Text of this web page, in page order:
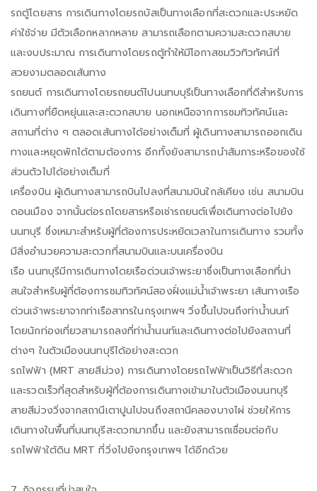
รถตู้โดยสาร การเดินทางโดยรถบัสเป็นทางเลือกที่สะดวกและประหยัด
ค่าใช้จ่าย มีตัวเลือกหลากหลาย สามารถเลือกตามความสะดวกสบาย
และงบประมาณ การเดินทางโดยรถตู้ทำให้มีโอกาสชมวิวทิวทัศน์ที่
สวยงามตลอดเส้นทาง
รถยนต์ การเดินทางโดยรถยนต์ไปนนทบบุรีเป็นทางเลือกที่ดีสำหรับการ
เดินทางที่ยืดหยุ่นและสะดวกสบาย นอกเหนือจากการชมทิวทัศน์และ
สถานที่ต่าง ๆ ตลอดเส้นทางได้อย่างเต็มที่ ผู้เดินทางสามารถออกเดิน
ทางและหยุดพักได้ตามต้องการ อีกทั้งยังสามารถนำสัมภาระหรือของใช้
ส่วนตัวไปได้อย่างเต็มที่
เครื่องบิน ผู้เดินทางสามารถบินไปลงที่สนามบินใกล้เคียง เช่น สนามบิน
ดอนเมือง จากนั้นต่อรถโดยสารหรือเช่ารถยนต์เพื่อเดินทางต่อไปยัง
นนทบุรี ซึ่งเหมาะสำหรับผู้ที่ต้องการประหยัดเวลาในการเดินทาง รวมทั้ง
มีสิ่งอำนวยความสะดวกที่สนามบินและบนเครื่องบิน
เรือ นนทบุรีมีการเดินทางโดยเรือด่วนเจ้าพระยาซึ่งเป็นทางเลือกที่น่า
สนใจสำหรับผู้ที่ต้องการชมทิวทัศน์สองฝั่งแม่น้ำเจ้าพระยา เส้นทางเรือ
ด่วนเจ้าพระยาจากท่าเรือสาทรในกรุงเทพฯ วิ่งขึ้นไปจนถึงท่าน้ำนนท์
โดยนักท่องเที่ยวสามารถลงที่ท่าน้ำนนท์และเดินทางต่อไปยังสถานที่
ต่างๆ ในตัวเมืองนนทบุรีได้อย่างสะดวก
รถไฟฟ้า (MRT สายสีม่วง) การเดินทางโดยรถไฟฟ้าเป็นวิธีที่สะดวก
และรวดเร็วที่สุดสำหรับผู้ที่ต้องการเดินทางเข้ามาในตัวเมืองนนทบุรี
สายสีม่วงวิ่งจากสถานีเตาปูนไปจนถึงสถานีคลองบางไผ่ ช่วยให้การ
เดินทางในพื้นที่นนทบุรีสะดวกมากขึ้น และยังสามารถเชื่อมต่อกับ
รถไฟฟ้าใต้ดิน MRT ที่วิ่งไปยังกรุงเทพฯ ได้อีกด้วย